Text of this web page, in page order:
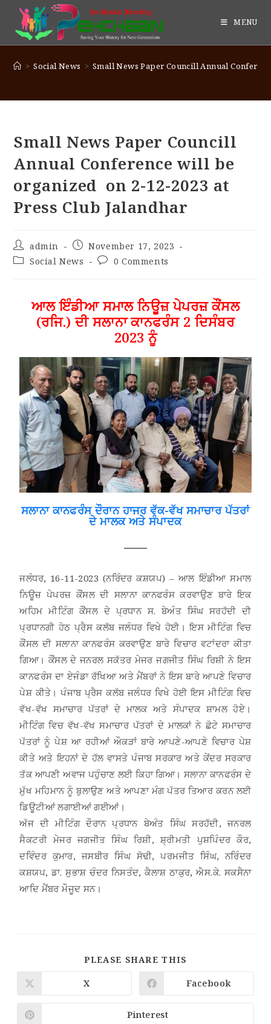
MENU
> Social News > Small News Paper Councill Annual
Small News Paper Councill
Annual Conference will be
organized on 2-12-2023 at
Press Club Jalandhar
admin
November 17, 2023
Social News
0 Comments
ਆਲ ਇੰਡੀਆ ਸਮਾਲ ਨਿਊਜ਼ ਪੇਪਰਜ਼ ਕੌਂਸਲ
(ਰਜਿ.) ਦੀ ਸਲਾਨਾ ਕਾਨਫਰੰਸ 2 ਦਿਸੰਬਰ
2023 ਨੂੰ
ਸਲਾਨਾ ਕਾਨਫਰੰਸ ਦੌਰਾਨ ਹਾਜਰ ਵੱਕ-ਵੱਖ ਸਮਾਚਾਰ ਪੱਤਰਾਂ
ਦੇ ਮਾਲਕ ਅਤੇ ਸੰਪਾਦਕ
ਜਲੰਧਰ, 16-11-2023 (ਨਰਿੰਦਰ ਕਸ਼ਯਪ) – ਆਲ ਇੰਡੀਆ ਸਮਾਲ
ਨਿਊਜ਼ ਪੇਪਰਜ਼ ਕੌਂਸਲ ਦੀ ਸਲਾਨਾ ਕਾਨਫਰੰਸ ਕਰਵਾਉਣ ਬਾਰੇ ਇਕ
ਅਹਿਮ ਮੀਟਿੰਗ ਕੌਂਸਲ ਦੇ ਪ੍ਰਧਾਨ ਸ. ਬੇਅੰਤ ਸਿੰਘ ਸਰਹੱਦੀ ਦੀ
ਪ੍ਰਧਾਨਗੀ ਹੇਠ ਪ੍ਰੈਸ ਕਲੱਬ ਜਲੰਧਰ ਵਿਖੇ ਹੋਈ। ਇਸ ਮੀਟਿੰਗ ਵਿਚ
ਕੌਂਸਲ ਦੀ ਸਲਾਨਾ ਕਾਨਫਰੰਸ ਕਰਵਾਉਣ ਬਾਰੇ ਵਿਚਾਰ ਵਟਾਂਦਰਾ ਕੀਤਾ
ਗਿਆ। ਕੌਂਸਲ ਦੇ ਜਨਰਲ ਸਕੱਤਰ ਮੇਜਰ ਜਗਜੀਤ ਸਿੰਘ ਰਿਸ਼ੀ ਨੇ ਇਸ
ਕਾਨਫਰੰਸ ਦਾ ਏਜੰਡਾ ਰੱਖਿਆ ਅਤੇ ਮੈਂਬਰਾਂ ਨੇ ਇਸ ਬਾਰੇ ਆਪਣੇ ਵਿਚਾਰ
ਪੇਸ਼ ਕੀਤੇ। ਪੰਜਾਬ ਪ੍ਰੈਸ ਕਲੱਬ ਜਲੰਧਰ ਵਿਖੇ ਹੋਈ ਇਸ ਮੀਟਿੰਗ ਵਿਚ
ਵੱਖ-ਵੱਖ ਸਮਾਚਾਰ ਪੱਤਰਾਂ ਦੇ ਮਾਲਕ ਅਤੇ ਸੰਪਾਦਕ ਸ਼ਾਮਲ ਹੋਏ।
ਮੀਟਿੰਗ ਵਿਚ ਵੱਖ-ਵੱਖ ਸਮਾਚਾਰ ਪੱਤਰਾਂ ਦੇ ਮਾਲਕਾਂ ਨੇ ਛੋਟੇ ਸਮਾਚਾਰ
ਪੱਤਰਾਂ ਨੂੰ ਪੇਸ਼ ਆ ਰਹੀਆਂ ਔਕੜਾਂ ਬਾਰੇ ਆਪਣੇ-ਆਪਣੇ ਵਿਚਾਰ ਪੇਸ਼
ਕੀਤੇ ਅਤੇ ਇਹਨਾਂ ਦੇ ਹੱਲ ਵਾਸਤੇ ਪੰਜਾਬ ਸਰਕਾਰ ਅਤੇ ਕੇਂਦਰ ਸਰਕਾਰ
ਤੱਕ ਆਪਣੀ ਅਵਾਜ ਪਹੁੰਚਾਣ ਲਈ ਕਿਹਾ ਗਿਆ। ਸਲਾਨਾ ਕਾਨਫਰੰਸ ਦੇ
ਮੁੱਖ ਮਹਿਮਾਨ ਨੂੰ ਬੁਲਾਉਣ ਅਤੇ ਆਪਣਾ ਮੰਗ ਪੱਤਰ ਤਿਆਰ ਕਰਨ ਲਈ
ਡਿਊਟੀਆਂ ਲਗਾਈਆਂ ਗਈਆਂ।
ਅੱਜ ਦੀ ਮੀਟਿੰਗ ਦੌਰਾਨ ਪ੍ਰਧਾਨ ਬੇਅੰਤ ਸਿੰਘ ਸਰਹੱਦੀ, ਜਨਰਲ
ਸੈਕਟਰੀ ਮੇਜਰ ਜਗਜੀਤ ਸਿੰਘ ਰਿਸ਼ੀ, ਸ਼੍ਰੀਮਤੀ ਪੁਸ਼ਪਿੰਦਰ ਕੌਰ,
ਦਵਿੰਦਰ ਕੁਮਾਰ, ਜਸਬੀਰ ਸਿੰਘ ਸੋਢੀ, ਪਰਮਜੀਤ ਸਿੰਘ, ਨਰਿੰਦਰ
ਕਸ਼ਯਪ, ਡਾ. ਸੁਭਾਸ਼ ਚੰਦਰ ਨਿਸਤੰਦ, ਕੈਲਾਸ਼ ਠਾਕੁਰ, ਐਸ.ਕੇ. ਸਕਸੈਨਾ
ਆਦਿ ਮੈਂਬਰ ਮੌਜੂਦ ਸਨ।
PLEASE SHARE THIS
X Facebook
Pinterest